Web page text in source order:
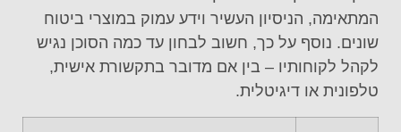
המתאימה, הניסיון העשיר וידע עמוק במוצרי ביטוח
שונים. נוסף על כך, חשוב לבחון עד כמה הסוכן נגיש
לקהל לקוחותיו – בין אם מדובר בתקשורת אישית,
טלפונית או דיגיטלית.